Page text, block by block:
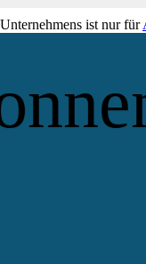
ist nur für